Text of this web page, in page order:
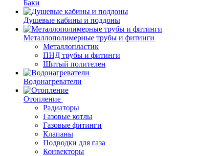
Баки
Душевые кабины и поддоны
Металлополимерные трубы и фитинги
Металлопластик
ПНД трубы и фитинги
Шитый полителен
Водонагреватели
Отопление
Радиаторы
Газовые котлы
Газовые фитинги
Клапаны
Подводки для газа
Конвекторы